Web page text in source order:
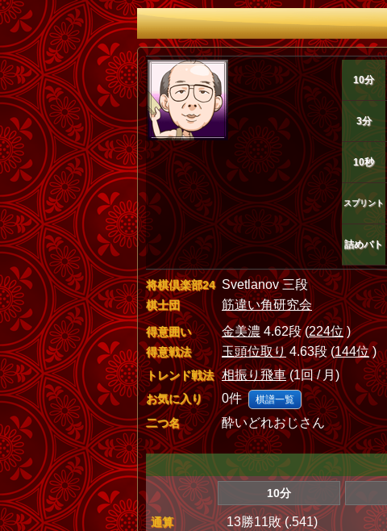
10分
3分
10秒
スプリント
詰めバト
将棋倶楽部24 Svetlanov 三段
棋士団 筋違い角研究会
得意囲い 金美濃 4.62段 (224位)
得意戦法 玉頭位取り4.63段 (144位)
トレンド戦法 相振り飛車(1回 / 月)
お気に入り 0件 棋譜一覧
二つ名 酔いどれおじさん
10分
通算 13勝11敗 (.541)